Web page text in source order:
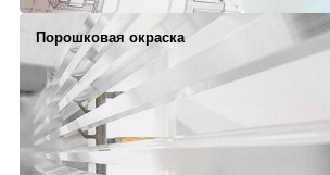
Порошковая окраска